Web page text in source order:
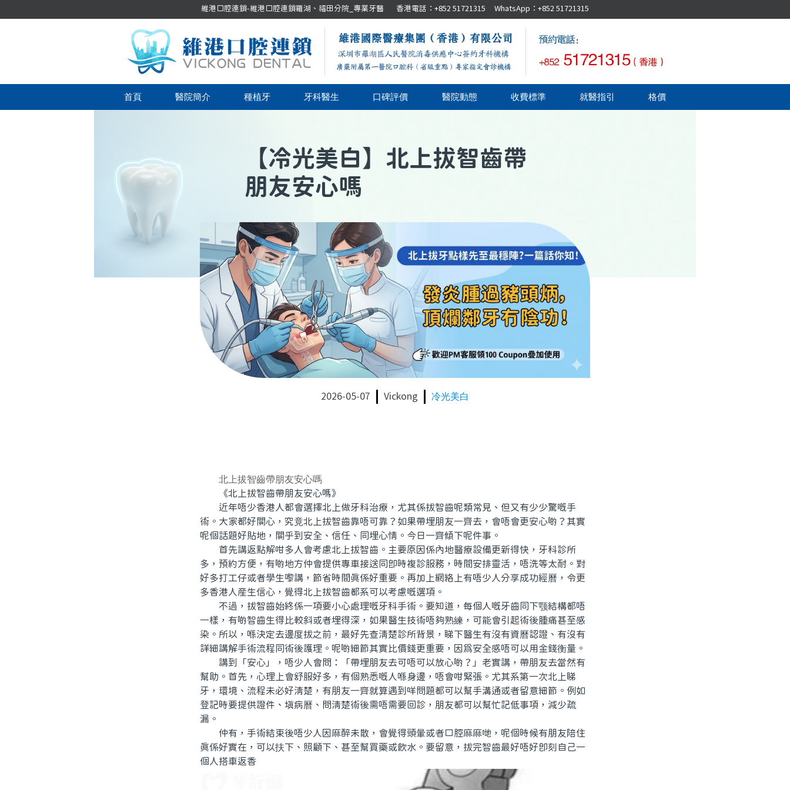
維港口腔連鎖-維港口腔連鎖羅湖、福田分院_專業牙醫 香港電話：+852 51721315 WhatsApp：+852 51721315
首頁 醫院簡介 種植牙 牙科醫生 口碑評價 醫院動態 收費標準 就醫指引 格價
【冷光美白】 北上拔智齒帶
朋友安心嗎
2026-05-07 Vickong 冷光美白
北上拔智齒帶朋友安心嗎
《北上拔智齒帶朋友安心嗎》
近年唔少香港人都會選擇北上做牙科治療，尤其係拔智齒呢類常見、但又有少少驚嘅手
術。大家都好關心，究竟北上拔智齒靠唔可靠？如果帶埋朋友一齊去，會唔會更安心啲？其實
呢個話題好貼地，關乎到安全、信任、同埋心情。今日一齊傾下呢件事。
首先講返點解咁多人會考慮北上拔智齒。主要原因係內地醫療設備更新得快，牙科診所
多，預約方便，有啲地方仲會提供專車接送同即時複診服務，時間安排靈活，唔洗等太耐。對
好多打工仔或者學生嚟講，節省時間真係好重要。再加上網絡上有唔少人分享成功經曆，令更
多香港人産生信心，覺得北上拔智齒都系可以考慮嘅選項。
不過，拔智齒始終係一項要小心處理嘅牙科手術。要知道，每個人嘅牙齒同下颚結構都唔
一樣，有啲智齒生得比較斜或者埋得深，如果醫生技術唔夠熟練，可能會引起術後腫痛甚至感
染。所以，喺決定去邊度拔之前，最好先查清楚診所背景，睇下醫生有沒有資曆認證、有沒有
詳細講解手術流程同術後護理。呢啲細節其實比價錢更重要，因爲安全感唔可以用金錢衡量。
講到「安心」，唔少人會問：「帶埋朋友去可唔可以放心啲？」老實講，帶朋友去當然有
幫助。首先，心理上會舒服好多，有個熟悉嘅人喺身邊，唔會咁緊張。尤其系第一次北上睇
牙，環境、流程未必好清楚，有朋友一齊就算遇到咩問題都可以幫手溝通或者留意細節。例如
登記時要提供證件、填病曆、問清楚術後需唔需要回診，朋友都可以幫忙記低事項，減少疏
漏。
仲有，手術結束後唔少人因麻醉未散，會覺得頭暈或者口腔麻麻哋，呢個時候有朋友陪住
真係好實在，可以扶下、照顧下、甚至幫買藥或飲水。要留意，拔完智齒最好唔好即刻自己一
個人搭車返香